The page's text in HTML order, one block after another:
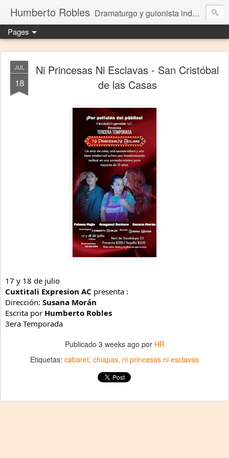
Humberto Robles Dramaturgo y guionista independiente
Pages
JUL
18
Ni Princesas Ni Esclavas - San Cristóbal
de las Casas
17 y 18 de julio
Cuxtitali Expresion AC presenta :
Dirección: Susana Morán
Escrita por Humberto Robles
3era Temporada
Publicado 3 weeks ago por HR
Etiquetas: cabaret chiapas ni princesas ni esclavas